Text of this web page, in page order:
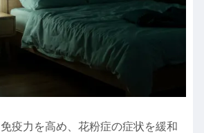
疫力を高め、花粉症の症状を緩和